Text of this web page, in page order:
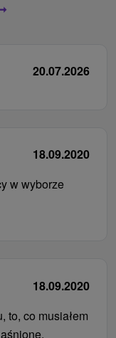
20.07.2026
18.09.2020
w wyborze
18.09.2020
to, co musiałem